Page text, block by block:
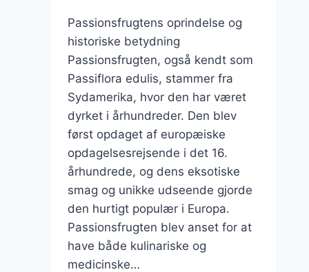
Passionsfrugtens oprindelse og
historiske betydning
Passionsfrugten, også kendt som
Passiflora edulis, stammer fra
Sydamerika, hvor den har været
dyrket i århundreder. Den blev
først opdaget af europæiske
opdagelsesrejsende i det 16.
århundrede, og dens eksotiske
smag og unikke udseende gjorde
den hurtigt populær i Europa.
Passionsfrugten blev anset for at
have både kulinariske og
medicinske…